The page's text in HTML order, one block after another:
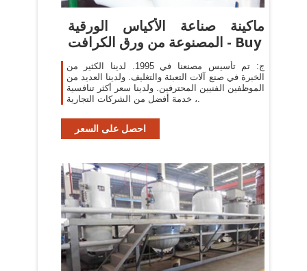
ماكينة صناعة الأكياس الورقية
المصنوعة من ورق الكرافت - Buy
ج: تم تأسيس مصنعنا في 1995. لدينا الكثير من
الخبرة في صنع آلات التعبئة والتغليف. ولدينا العديد من
الموظفين الفنيين المحترفين. ولدينا سعر أكثر تنافسية
، خدمة أفضل من الشركات التجارية.
احصل على السعر